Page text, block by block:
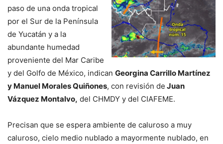
paso de una onda tropical
por el Sur de la Península
de Yucatán y a la
abundante humedad
proveniente del Mar Caribe
y del Golfo de México, indican Georgina Carrillo Martínez
y Manuel Morales Quiñones, con revisión de Juan
Vázquez Montalvo, del CHMDY y del CIAFEME.
Precisan que se espera ambiente de caluroso a muy
caluroso, cielo medio nublado a mayormente nublado, en